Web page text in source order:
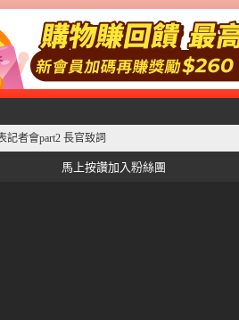
記者會part2 長官致詞
馬上按讚加入粉絲團